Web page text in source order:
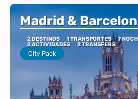
Madrid &
2 DESTINOS 1 TRANSPORTES
7
2 ACTIVIDADES
2 TRANSFERS
City Pack